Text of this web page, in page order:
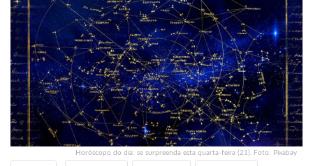
Horóscopo do dia: se surpreenda esta quarta-feira (21). Foto: Pixabay